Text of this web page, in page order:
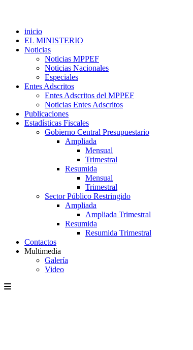
inicio
EL MINISTERIO
Noticias
Noticias MPPEF
Noticias Nacionales
Especiales
Entes Adscritos
Entes Adscritos del MPPEF
Noticias Entes Adscritos
Publicaciones
Estadísticas Fiscales
Gobierno Central Presupuestario
Ampliada
Mensual
Trimestral
Resumida
Mensual
Trimestral
Sector Público Restringido
Ampliada
Ampliada Trimestral
Resumida
Resumida Trimestral
Contactos
Multimedia
Galería
Video